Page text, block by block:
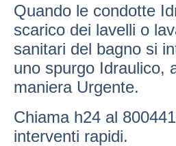
Quando le condotte
scarico dei lavelli o
sanitari del bagno si
uno spurgo Idraulico,
maniera Urgente.
Chiama h24 al
interventi rapidi.